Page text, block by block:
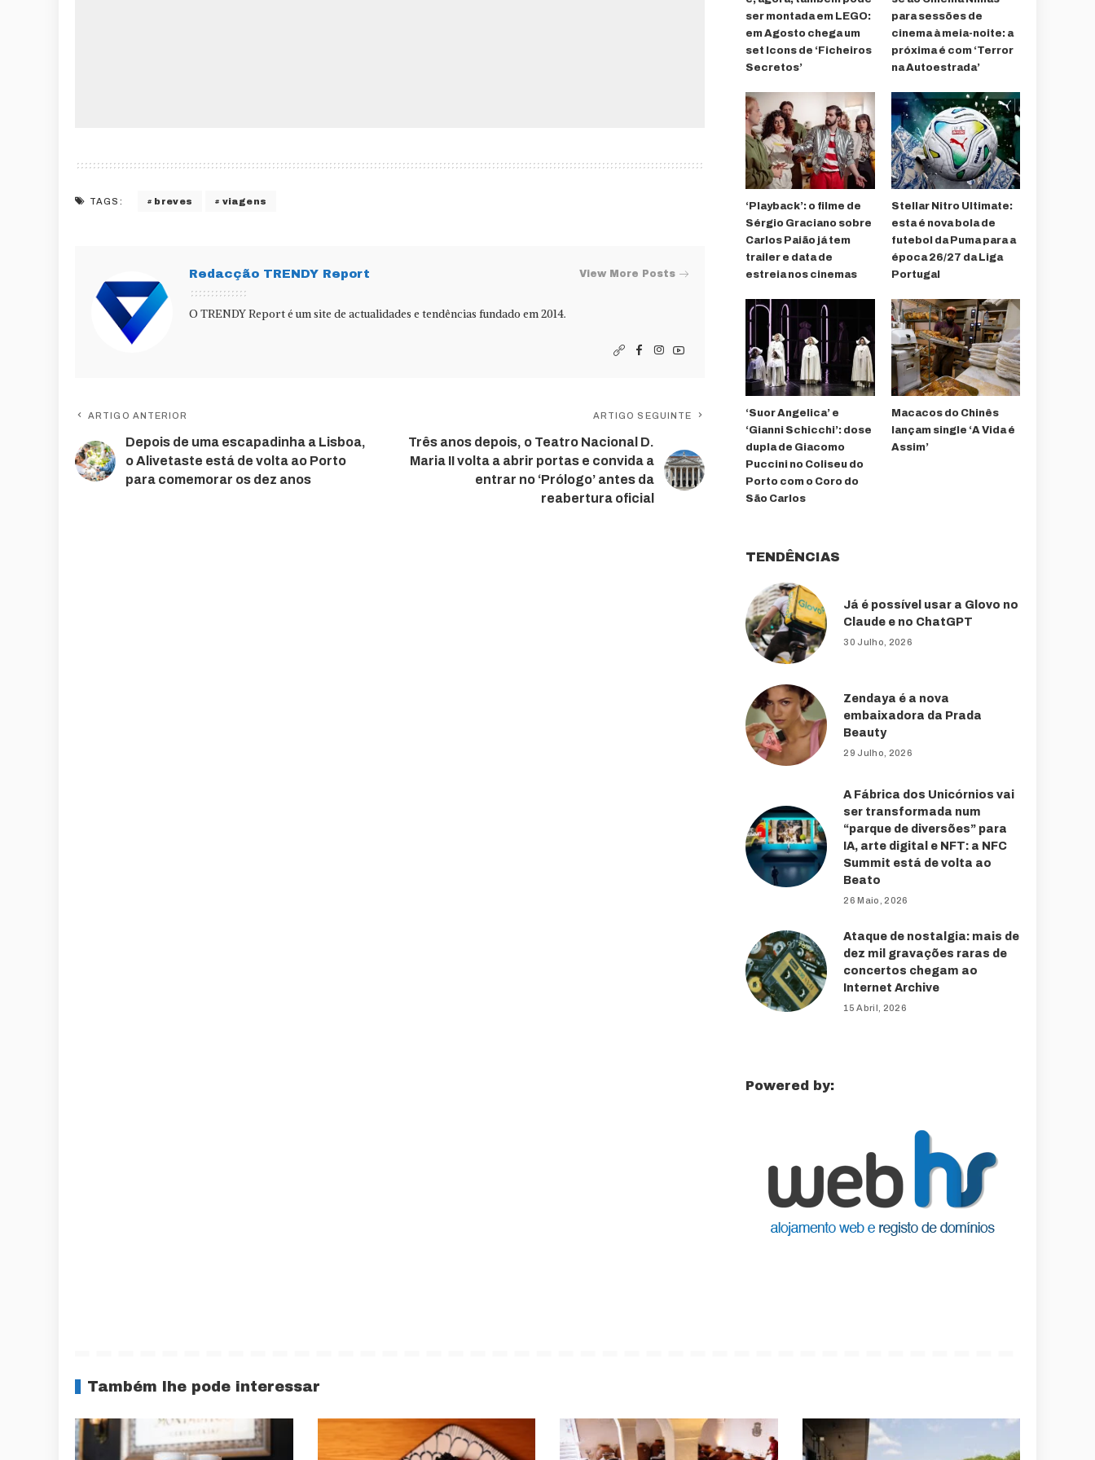
TAGS: breves viagens
Redacção TRENDY Report View More Posts
O TRENDY Report é um site de actualidades e tendências fundado em 2014.
ARTIGO ANTERIOR
Depois de uma escapadinha a Lisboa,
o Alivetaste está de volta ao Porto
para comemorar os dez anos
ARTIGO SEGUINTE
Três anos depois, o Teatro Nacional D.
Maria II volta a abrir portas e convida a
entrar no ‘Prólogo’ antes da
reabertura oficial
ser montada em LEGO:
em Agosto chega um
set Icons de ‘Ficheiros
Secretos’
para sessões de
cinema à meia-noite: a
próxima é com ‘Terror
na Autoestrada’
‘Playback’: o filme de
Sérgio Graciano sobre
Carlos Paião já tem
trailer e data de
estreia nos cinemas
Stellar Nitro Ultimate:
esta é nova bola de
futebol da Puma para a
época 26/27 da Liga
Portugal
‘Suor Angelica’ e
‘Gianni Schicchi’: dose
dupla de Giacomo
Puccini no Coliseu do
Porto com o Coro do
São Carlos
Macacos do Chinês
lançam single ‘A Vida é
Assim’
TENDÊNCIAS
Já é possível usar a Glovo no
Claude e no ChatGPT
30 Julho, 2026
Zendaya é a nova
embaixadora da Prada
Beauty
29 Julho, 2026
A Fábrica dos Unicórnios vai
ser transformada num
“parque de diversões” para
IA, arte digital e NFT: a NFC
Summit está de volta ao
Beato
26 Maio, 2026
Ataque de nostalgia: mais de
dez mil gravações raras de
concertos chegam ao
Internet Archive
15 Abril, 2026
Powered by:
Também lhe pode interessar